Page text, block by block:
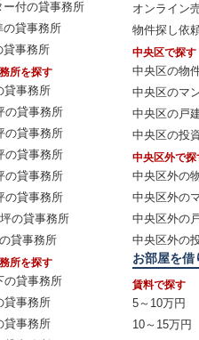
ー付の貸事務所
の貸事務所
貸事務所
所を探す
貸事務所
の貸事務所
の貸事務所
の貸事務所
の貸事務所
の貸事務所
の貸事務所
貸事務所
所を探す
の貸事務所
貸事務所
貸事務所
オンライン
物件探し依
中央区で探す
中央区の物
中央区のマ
中央区の戸
中央区の投
中央区外で探
中央区外の
中央区外の
中央区外の
中央区外の
お部屋を借
賃料で探す
5～10万円
10～15万円